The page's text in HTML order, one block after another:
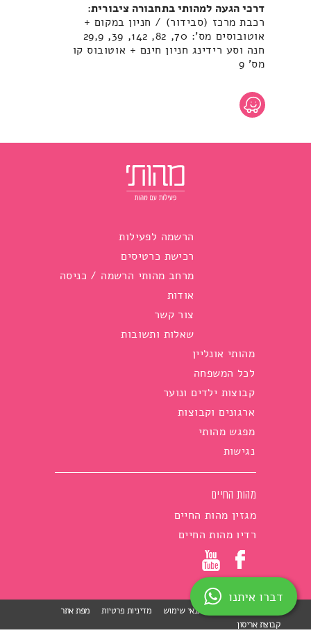
דרכי הגעה למהותי בתחבורה ציבורית:
רכבת מרכז (סבידור) / חניון במקום +
אוטובוסים מס': 70, 82, 142, 39, 29,9
חנה וסע רידינג חניון חינם + אוטובוס קו
מס' 9
הרשמה לפעילות
רכישת כרטיסים
מרחב מהותי הרשמה / כניסה
אודות
צור קשר
שאלות ותשובות
מהותי אונליין
לכל המשפחה
קבוצות ילדים ונוער
ארגונים וקבוצות
מפגש מהותי
נגישות
מהות החיים
מגזין מהות החיים
רדיו מהות החיים
תנאי שימוש מדיניות פרטיות
מפת אתר
קבוצת אריסון
דברו איתנו